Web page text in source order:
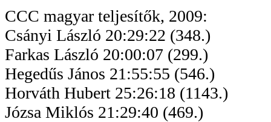
CCC magyar teljesítők, 2009:
Csányi László 20:29:22 (348.)
Farkas László 20:00:07 (299.)
Hegedűs János 21:55:55 (546.)
Horváth Hubert 25:26:18 (1143.)
Józsa Miklós 21:29:40 (469.)